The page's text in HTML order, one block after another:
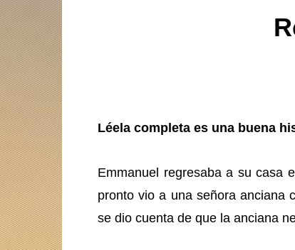
Léela completa es una buena
Emmanuel regresaba a su casa
pronto vio a una señora anciana
se dio cuenta de que la anciana